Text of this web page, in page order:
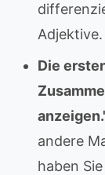
Adjektive.
Die
andere
haben